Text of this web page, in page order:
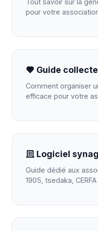
Tout savoir sur la
pour votre
Guide
Comment organiser
efficace pour votre
Logiciel
Guide dédié aux
1905, tsedaka,